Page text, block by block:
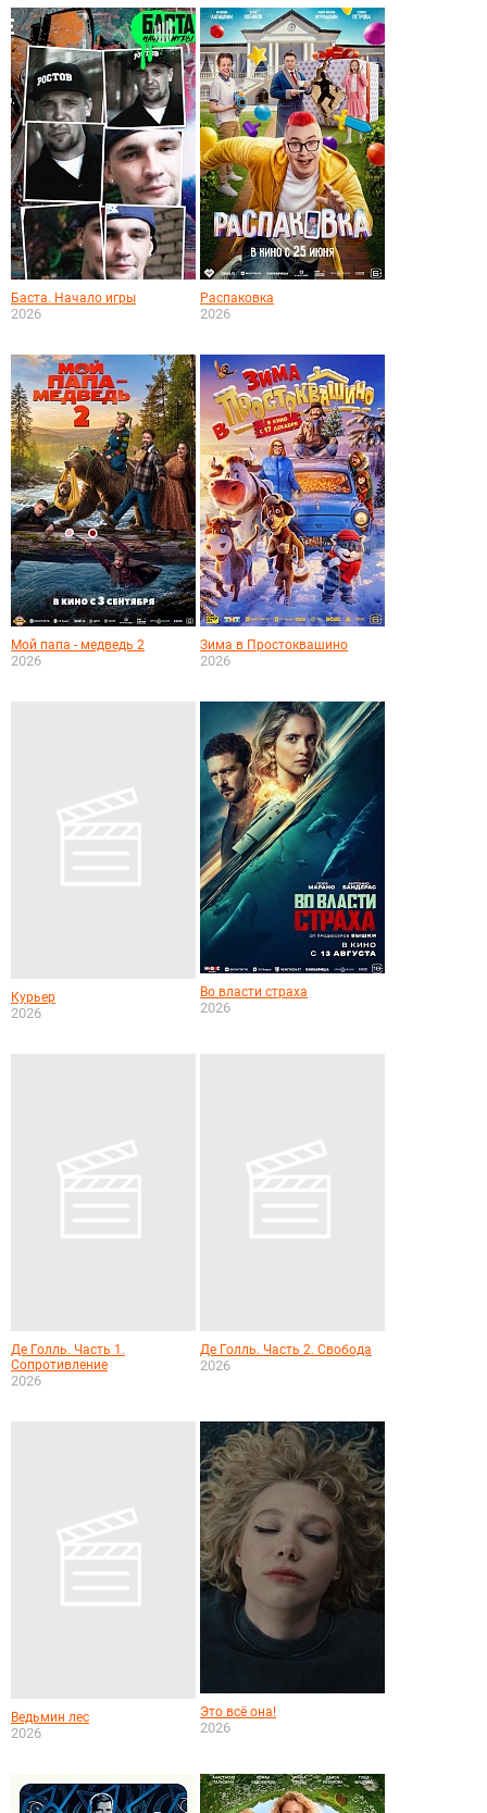
Баста. Начало игры
2026
Распаковка
2026
Мой папа - медведь 2
2026
Зима в Простоквашино
2026
Курьер
2026
Во власти страха
2026
Де Голль. Часть 1.
Сопротивление
2026
Де Голль. Часть 2. Свобода
2026
Ведьмин лес
2026
Это всё она!
2026